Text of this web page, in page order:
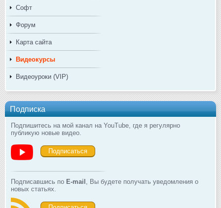
Софт
Форум
Карта сайта
Видеокурсы
Видеоуроки (VIP)
Подписка
Подпишитесь на мой канал на YouTube, где я регулярно
публикую новые видео.
Подписаться
Подписавшись по E-mail , Вы будете получать уведомления о
новых статьях.